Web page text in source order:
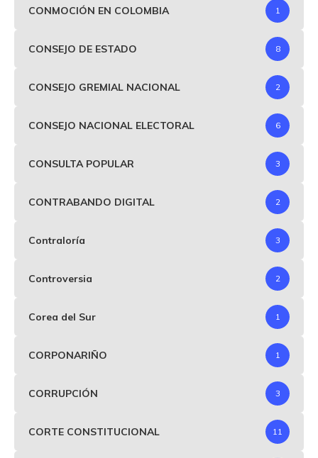
CONMOCIÓN EN COLOMBIA 1
CONSEJO DE ESTADO 8
CONSEJO GREMIAL NACIONAL 2
CONSEJO NACIONAL ELECTORAL 6
CONSULTA POPULAR 3
CONTRABANDO DIGITAL 2
Contraloría 3
Controversia 2
Corea del Sur 1
CORPONARIÑO 1
CORRUPCIÓN 3
CORTE CONSTITUCIONAL 11